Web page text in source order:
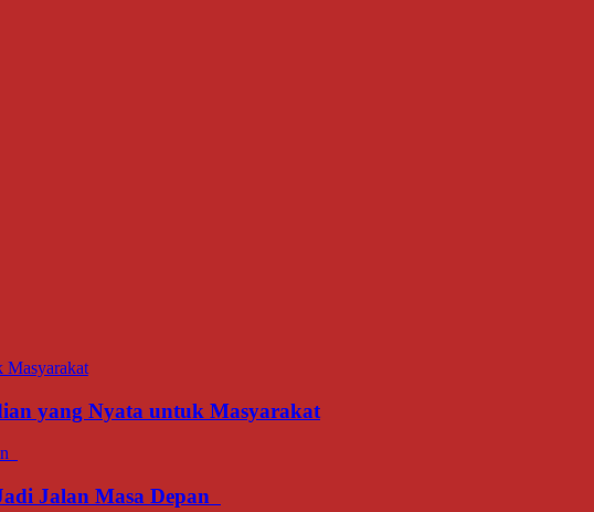
yang Nyata untuk Masyarakat
Jalan Masa Depan